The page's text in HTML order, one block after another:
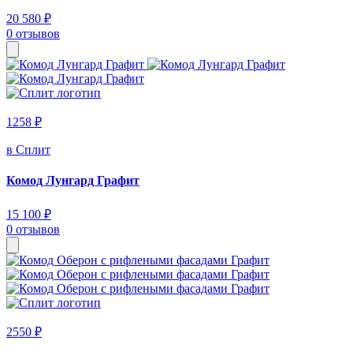
20 580 ₽
0 отзывов
1258 ₽
в Сплит
Комод Лунгард Графит
15 100 ₽
0 отзывов
2550 ₽